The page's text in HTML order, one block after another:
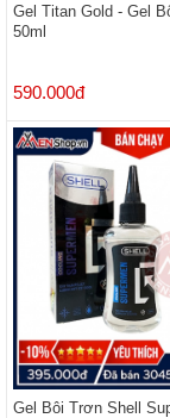
Gel Titan Gold - Gel
50ml
590.000đ
Gel Bôi Trơn Shell